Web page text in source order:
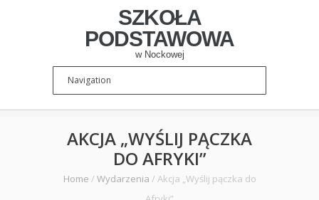
SZKOŁA
PODSTAWOWA
w Nockowej
AKCJA „WYŚLIJ PĄCZKA
DO AFRYKI”
Home / Wydarzenia / Akcja „Wyślij pączka do